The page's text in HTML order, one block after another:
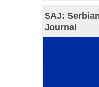
SAJ:
Journal